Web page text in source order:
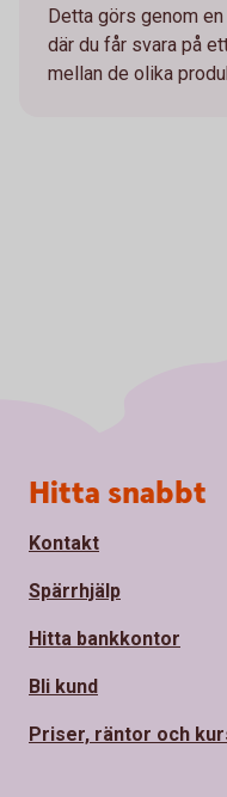
Detta görs genom
där du får svara på
mellan de olika
Sidfot
Hitta snabbt
Kontakt
Spärrhjälp
Hitta bankkontor
Bli kund
Priser, räntor och